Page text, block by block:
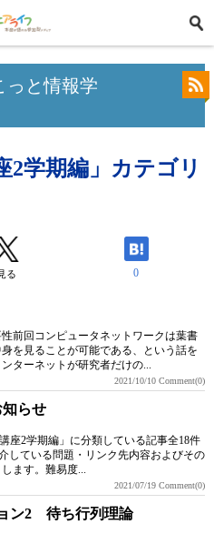
っと情報学
2学期編」カテゴリ
る 0
前回コンピュータネットワークは葉書
を見ることが可能である、という話を
ターネットが研究者だけの...
2021/10/10 Comment(0)
らせ
座2学期編」に分類している記事全18件
している問題・リンク先内容およびその
ます。難易度...
2021/07/19 Comment(0)
ン2 待ち行列理論